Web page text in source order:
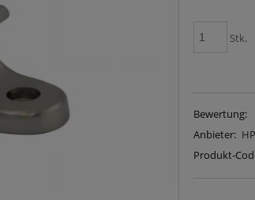
Stk.
Bewertung:
Anbieter:
Produkt-